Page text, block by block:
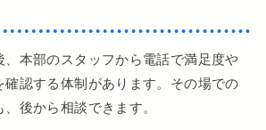
本部のスタッフから電話で満足度や
認する体制があります。その場での
後から相談できます。